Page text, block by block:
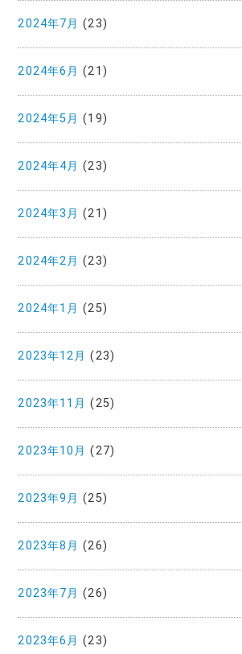
2024年7月 (23)
2024年6月 (21)
2024年5月 (19)
2024年4月 (23)
2024年3月 (21)
2024年2月 (23)
2024年1月 (25)
2023年12月 (23)
2023年11月 (25)
2023年10月 (27)
2023年9月 (25)
2023年8月 (26)
2023年7月 (26)
2023年6月 (23)